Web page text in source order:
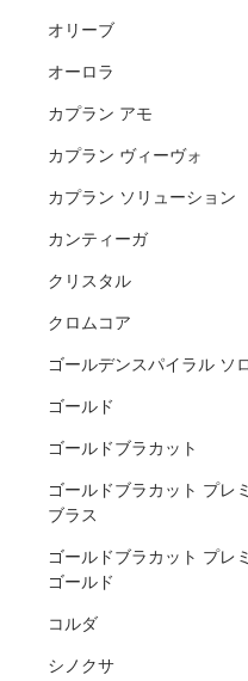
オリーブ
オーロラ
カプラン アモ
カプラン ヴィーヴォ
カプラン ソリューション
カンティーガ
クリスタル
クロムコア
ゴールデンスパイラル ソ
ゴールド
ゴールドブラカット
ゴールドブラカット プレ
ブラス
ゴールドブラカット プレ
ゴールド
コルダ
シノクサ